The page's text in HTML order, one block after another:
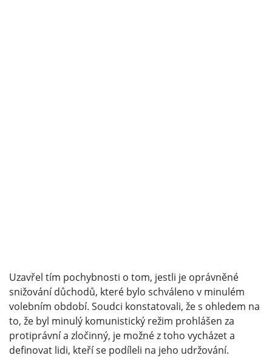
Uzavřel tím pochybnosti o tom, jestli je oprávněné
snižování důchodů, které bylo schváleno v minulém
volebním období. Soudci konstatovali, že s ohledem na
to, že byl minulý komunistický režim prohlášen za
protiprávní a zločinný, je možné z toho vycházet a
definovat lidi, kteří se podíleli na jeho udržování.